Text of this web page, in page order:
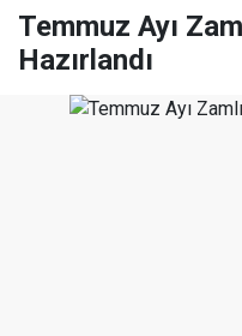
Temmuz Ayı
Hazırlandı